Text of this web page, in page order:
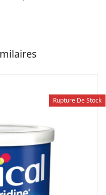
Rupture De Stock